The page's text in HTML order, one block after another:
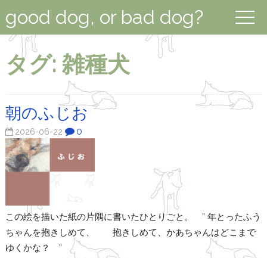
good dog, or bad dog?
タグ: 雑種犬
朝のふじお
2026-06-22 0
この絵を描いた紙の片隅に書いたひとりごと。 ” 年とったふう
ちゃんを抱きしめて、 抱きしめて、かあちゃんはどこまで
ゆくかな？ ”